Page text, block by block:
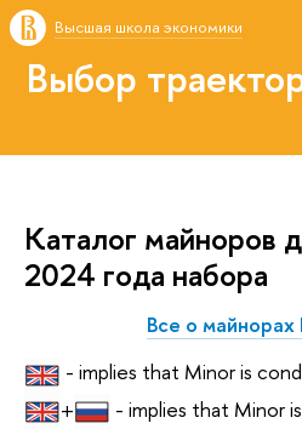
Высшая школа экономики
Выбор
Каталог майноров
2024 года набора
Все о
- implies that Minor is
+
- implies that Minor